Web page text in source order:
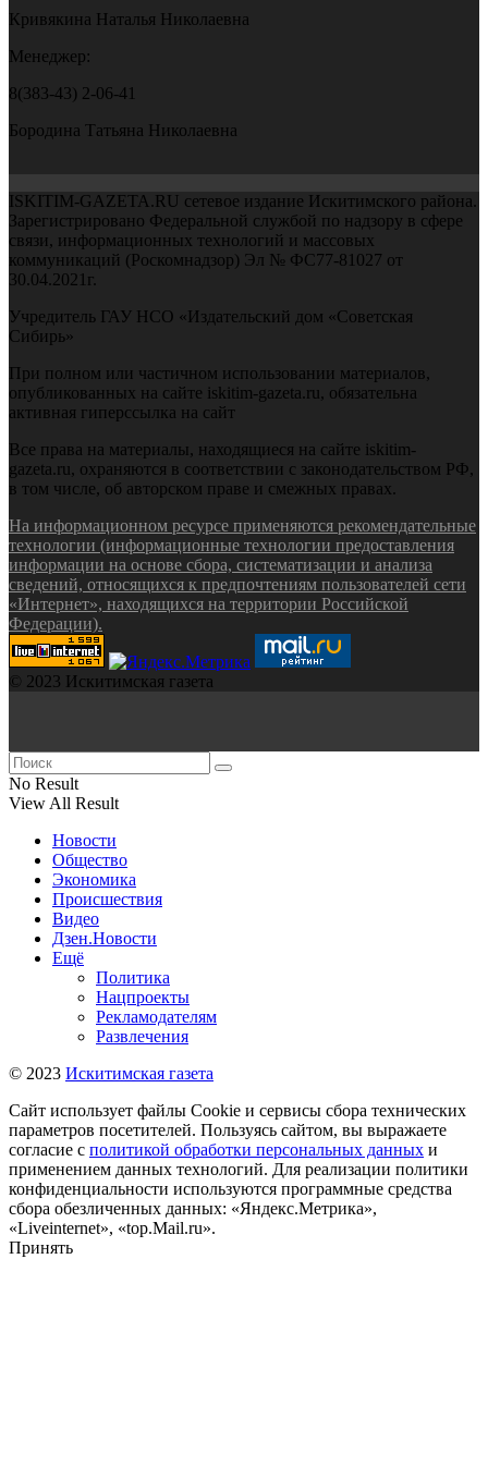
Кривякина Наталья Николаевна
Менеджер:
8(383-43) 2-06-41
Бородина Татьяна Николаевна
ISKITIM-GAZETA.RU сетевое издание Искитимского района.
Зарегистрировано Федеральной службой по надзору в сфере
связи, информационных технологий и массовых
коммуникаций (Роскомнадзор) Эл № ФС77-81027 от
30.04.2021г.
Учредитель ГАУ НСО «Издательский дом «Советская
Сибирь»
При полном или частичном использовании материалов,
опубликованных на сайте iskitim-gazeta.ru, обязательна
активная гиперссылка на сайт
Все права на материалы, находящиеся на сайте iskitim-
gazeta.ru, охраняются в соответствии с законодательством РФ,
в том числе, об авторском праве и смежных правах.
На информационном ресурсе применяются рекомендательные
технологии (информационные технологии предоставления
информации на основе сбора, систематизации и анализа
сведений, относящихся к предпочтениям пользователей сети
«Интернет», находящихся на территории Российской
Федерации).
© 2023 Искитимская газета
No Result
View All Result
Новости
Общество
Экономика
Происшествия
Видео
Дзен.Новости
Ещё
Политика
Нацпроекты
Рекламодателям
Развлечения
© 2023 Искитимская газета
Сайт использует файлы Cookie и сервисы сбора технических
параметров посетителей. Пользуясь сайтом, вы выражаете
согласие с политикой обработки персональных данных и
применением данных технологий. Для реализации политики
конфиденциальности используются программные средства
сбора обезличенных данных: «Яндекс.Метрика»,
«Liveinternet», «top.Mail.ru».
Принять